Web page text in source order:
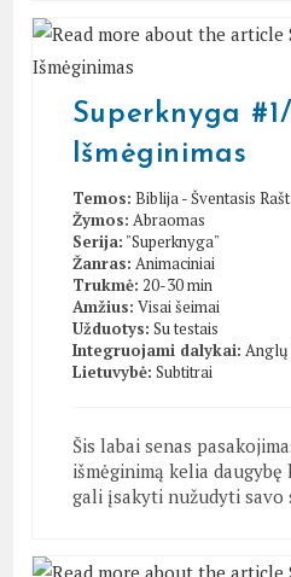
Superknyga
Išmėginimas
Temos: Biblija - Šventasis
Žymos: Abraomas
Serija: "Superknyga"
Žanras: Animaciniai
Trukmė: 20-30 min
Amžius: Visai šeimai
Užduotys: Su testais
Integruojami dalykai: Anglų
Lietuvybė: Subtitrai
Šis labai senas
išmėginimą kelia daugybę
gali įsakyti nužudyti